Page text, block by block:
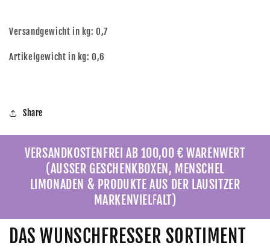
Versandgewicht in kg: 0,7
Artikelgewicht in kg: 0,6
Share
VERSANDKOSTENFREI AB 100,00 € WARENWERT
(AUSSER GESCHENKBOXEN, MENSCHEL
LIMONADEN & PRODUKTE AUS DER LAUSITZER
MARKENVIELFALT)
DAS WUNSCHFRESSER SORTIMENT